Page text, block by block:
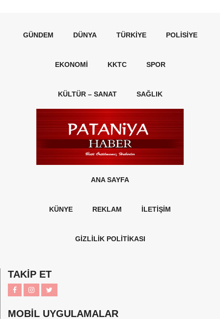
GÜNDEM DÜNYA TÜRKIYE POLISIYE
EKONOMI KKTC SPOR
KÜLTÜR – SANAT SAĞLIK
ANA SAYFA
KÜNYE REKLAM İLETİŞİM
GİZLİLİK POLİTİKASI
TAKİP ET
MOBİL UYGULAMALAR